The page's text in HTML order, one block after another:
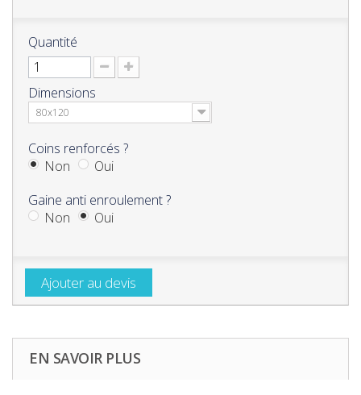
Quantité
Dimensions
80x120
Coins renforcés ?
Non
Oui
Gaine anti enroulement ?
Non
Oui
Ajouter au devis
EN SAVOIR PLUS